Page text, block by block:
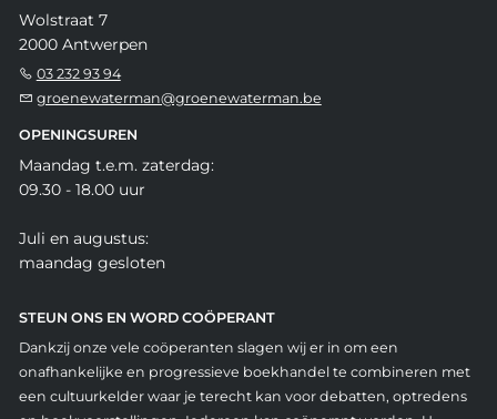
Wolstraat 7
2000 Antwerpen
03 232 93 94
groenewaterman@groenewaterman.be
OPENINGSUREN
Maandag t.e.m. zaterdag:
09.30 - 18.00 uur
Juli en augustus:
maandag gesloten
STEUN ONS EN WORD COÖPERANT
Dankzij onze vele coöperanten slagen wij er in om een
onafhankelijke en progressieve boekhandel te combineren met
een cultuurkelder waar je terecht kan voor debatten, optredens